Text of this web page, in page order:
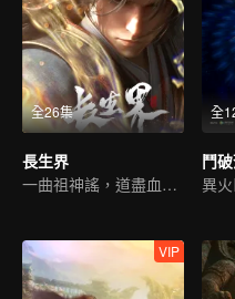
全26集
長生界
一曲祖神謠，道盡血與淚
全
鬥
VIP